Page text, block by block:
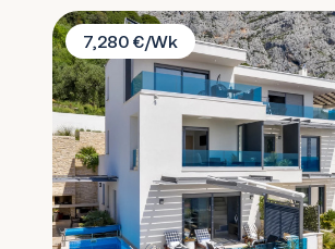
Villa Afrodita
7,280 €/Wk